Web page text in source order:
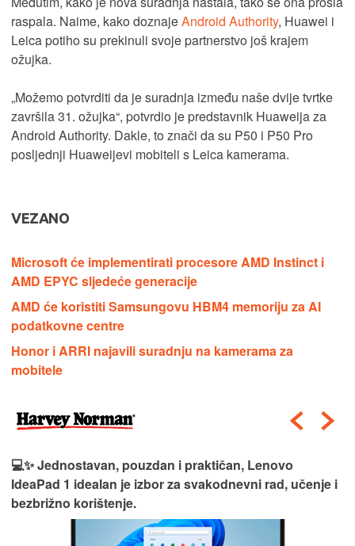
raspala. Naime, kako doznajeAndroid Authority, Huawei i
Leica potiho su prekinuli svoje partnerstvo još krajem
ožujka.
„Možemo potvrditi da je suradnja između naše dvije tvrtke
završila 31. ožujka“, potvrdio je predstavnik Huaweija za
Android Authority. Dakle, to znači da su P50 i P50 Pro
posljednji Huaweijevi mobiteli s Leica kamerama.
VEZANO
Microsoft će implementirati procesore AMD Instinct i
AMD EPYC sljedeće generacije
AMD će koristiti Samsungovu HBM4 memoriju za AI
podatkovne centre
Honor i ARRI najavili suradnju na kamerama za
mobitele
💻✨ Jednostavan, pouzdan i praktičan, Lenovo
IdeaPad 1 idealan je izbor za svakodnevni rad, učenje i
bezbrižno korištenje.